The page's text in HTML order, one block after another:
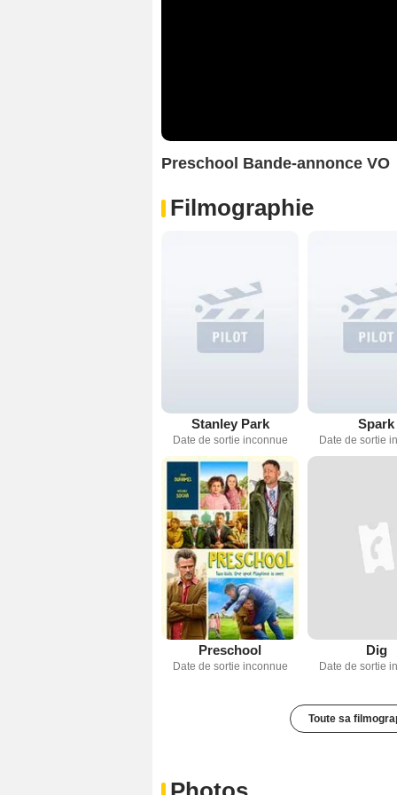
Preschool Bande-annonce VO
Filmographie
Stanley Park
Date de sortie inconnue
Spark
Date de sortie
Preschool
Date de sortie inconnue
Dig
Date de sortie
Toute sa